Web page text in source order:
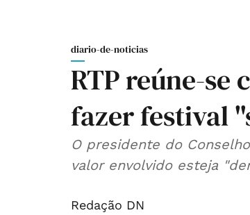
diario-de-noticias
RTP reúne-se
fazer festival
O presidente do
valor envolvido esteja
Redação DN